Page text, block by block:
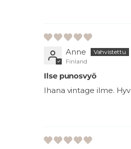
Anne
Finland
Ilse punosvyö
Ihana vintage ilme.